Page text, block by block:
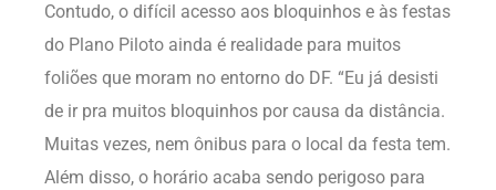
Contudo, o difícil acesso aos bloquinhos e às festas
do Plano Piloto ainda é realidade para muitos
foliões que moram no entorno do DF. “Eu já desisti
de ir pra muitos bloquinhos por causa da distância.
Muitas vezes, nem ônibus para o local da festa tem.
Além disso, o horário acaba sendo perigoso para